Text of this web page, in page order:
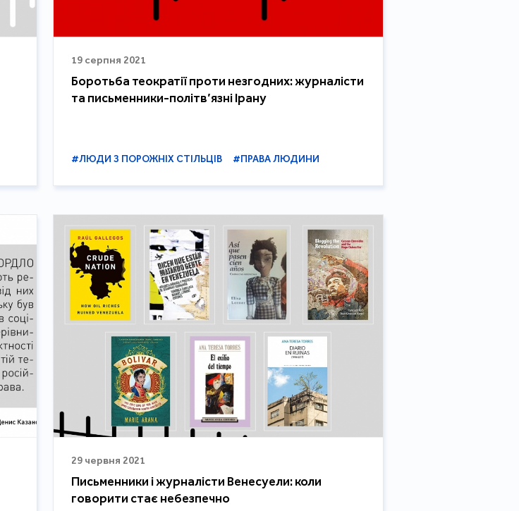
19 серпня 2021
Боротьба теократії проти незгодних: журналісти
та письменники-політв’язні Ірану
#ЛЮДИ З ПОРОЖНІХ СТІЛЬЦІВ #ПРАВА ЛЮДИНИ
29 червня 2021
Письменники і журналісти Венесуели: коли
говорити стає небезпечно